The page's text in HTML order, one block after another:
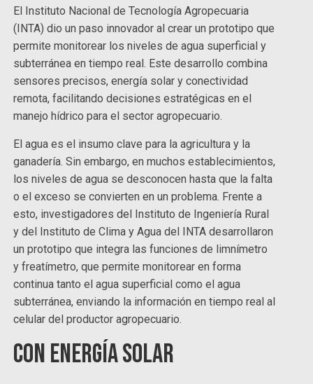
El Instituto Nacional de Tecnología Agropecuaria
(INTA) dio un paso innovador al crear un prototipo que
permite monitorear los niveles de agua superficial y
subterránea en tiempo real. Este desarrollo combina
sensores precisos, energía solar y conectividad
remota, facilitando decisiones estratégicas en el
manejo hídrico para el sector agropecuario.
El agua es el insumo clave para la agricultura y la
ganadería. Sin embargo, en muchos establecimientos,
los niveles de agua se desconocen hasta que la falta
o el exceso se convierten en un problema. Frente a
esto, investigadores del Instituto de Ingeniería Rural
y del Instituto de Clima y Agua del INTA desarrollaron
un prototipo que integra las funciones de limnímetro
y freatímetro, que permite monitorear en forma
continua tanto el agua superficial como el agua
subterránea, enviando la información en tiempo real al
celular del productor agropecuario.
Con energía solar